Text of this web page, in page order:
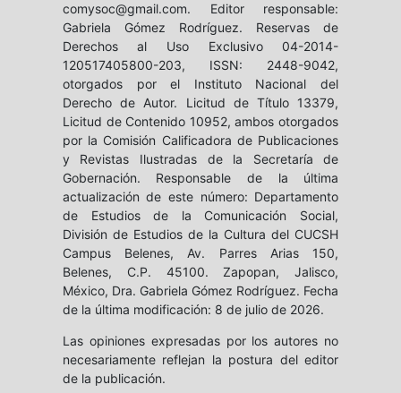
comysoc@gmail.com. Editor responsable:
Gabriela Gómez Rodríguez. Reservas de
Derechos al Uso Exclusivo 04-2014-
120517405800-203, ISSN: 2448-9042,
otorgados por el Instituto Nacional del
Derecho de Autor. Licitud de Título 13379,
Licitud de Contenido 10952, ambos otorgados
por la Comisión Calificadora de Publicaciones
y Revistas Ilustradas de la Secretaría de
Gobernación. Responsable de la última
actualización de este número: Departamento
de Estudios de la Comunicación Social,
División de Estudios de la Cultura del CUCSH
Campus Belenes, Av. Parres Arias 150,
Belenes, C.P. 45100. Zapopan, Jalisco,
México, Dra. Gabriela Gómez Rodríguez. Fecha
de la última modificación: 8 de julio de 2026.
Las opiniones expresadas por los autores no
necesariamente reflejan la postura del editor
de la publicación.